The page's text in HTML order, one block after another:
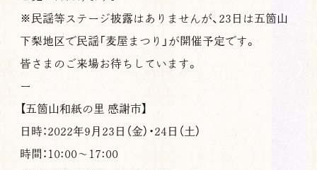
※民謡等ステージ披露はありませんが、23日は五箇山
下梨地区で民謡「麦屋まつり」が開催予定です。
皆さまのご来場お待ちしています。
ー
【五箇山和紙の里 感謝市】
日時：2022年9月23日（金）・24日（土）
時間：10:00〜17:00